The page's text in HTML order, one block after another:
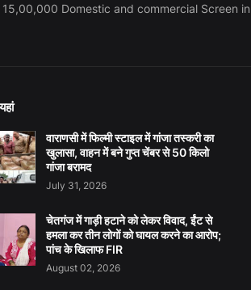
Domestic and commercial Screen in
वाराणसी में फिल्मी स्टाइल में गांजा तस्करी का
खुलासा, वाहन में बने गुप्त चेंबर से 50 किलो
गांजा बरामद
July 31, 2026
चेतगंज में गाड़ी हटाने को लेकर विवाद, ईंट से
हमला कर तीन लोगों को घायल करने का आरोप;
पांच के खिलाफ FIR
August 02, 2026